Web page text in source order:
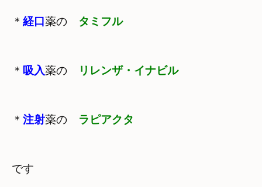
＊ 経口薬の タミフル
＊ 吸入薬の リレンザ・イナビル
＊ 注射薬の ラピアクタ
です